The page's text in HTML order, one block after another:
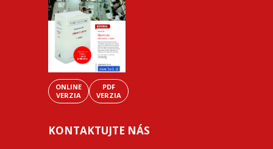
ONLINE
VERZIA
PDF
VERZIA
KONTAKTUJTE NÁS